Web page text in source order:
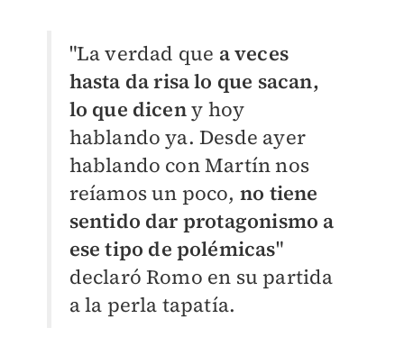
"La verdad que a veces
hasta da risa lo que sacan,
lo que diceny hoy
hablando ya. Desde ayer
hablando con Martín nos
reíamos un poco, no tiene
sentido dar protagonismo a
ese tipo de polémicas"
declaró Romo en su partida
a la perla tapatía.